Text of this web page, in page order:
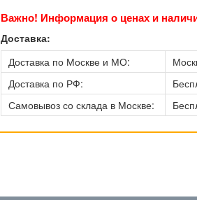
Важно! Информация о ценах и
Доставка:
Доставка по Москве и МО:
Доставка по РФ:
Самовывоз со склада в Москве: